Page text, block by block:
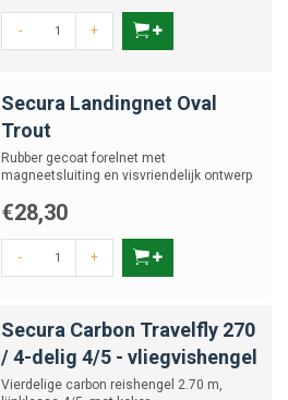
- +
Secura Landingnet Oval
Trout
Rubber gecoat forelnet met
magneetsluiting en visvriendelijk ontwerp
€28,30
- +
Secura Carbon Travelfly 270
/ 4-delig 4/5 - vliegvishengel
Vierdelige carbon reishengel 2.70 m,